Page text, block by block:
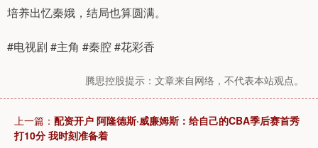
培养出忆秦娥，结局也算圆满。
#电视剧 #主角 #秦腔 #花彩香
腾思控股提示：文章来自网络，不代表本站观点。
上一篇： 配资开户 阿隆德斯·威廉姆斯：给自己的CBA季后赛首秀
打10分 我时刻准备着